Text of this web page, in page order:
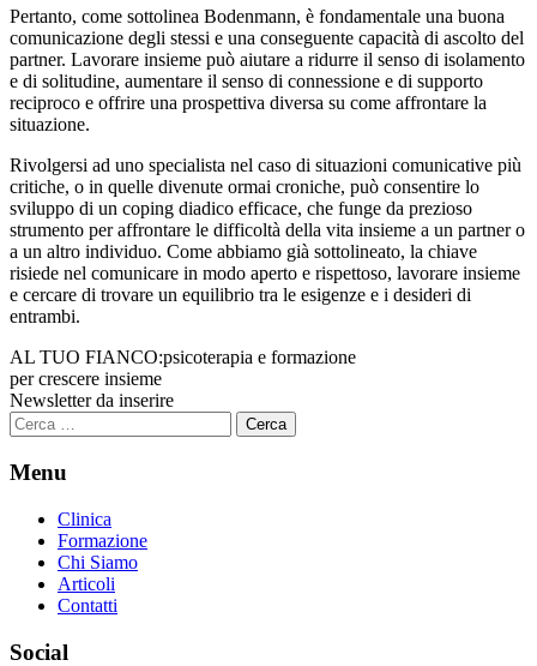
Pertanto, come sottolinea Bodenmann, è fondamentale una buona
comunicazione degli stessi e una conseguente capacità di ascolto del
partner. Lavorare insieme può aiutare a ridurre il senso di isolamento
e di solitudine, aumentare il senso di connessione e di supporto
reciproco e offrire una prospettiva diversa su come affrontare la
situazione.
Rivolgersi ad uno specialista nel caso di situazioni comunicative più
critiche, o in quelle divenute ormai croniche, può consentire lo
sviluppo di un coping diadico efficace, che funge da prezioso
strumento per affrontare le difficoltà della vita insieme a un partner o
a un altro individuo. Come abbiamo già sottolineato, la chiave
risiede nel comunicare in modo aperto e rispettoso, lavorare insieme
e cercare di trovare un equilibrio tra le esigenze e i desideri di
entrambi.
AL TUO FIANCO:psicoterapia e formazione
per crescere insieme
Newsletter da inserire
Ricerca
per:
Menu
Clinica
Formazione
Chi Siamo
Articoli
Contatti
Social